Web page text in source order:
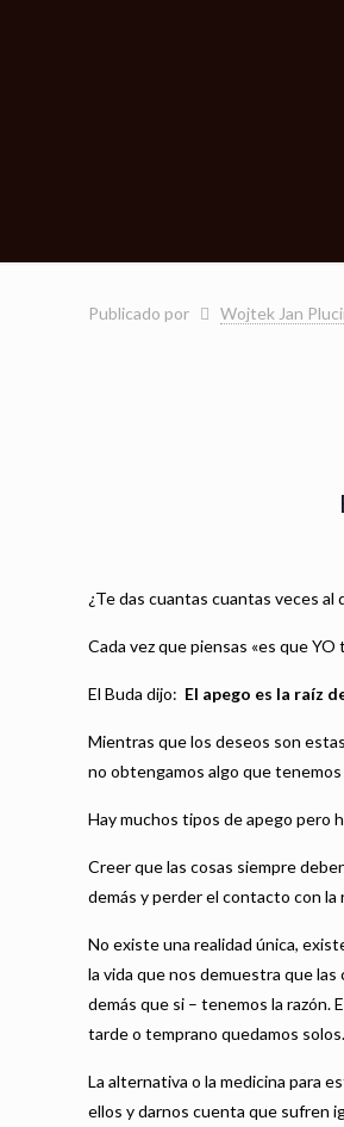
Publicado por Wojtek Jan
¿Te das cuantas cuantas veces al
Cada vez que piensas «es que
El Buda dijo: El apego es la raíz
Mientras que los deseos son
no obtengamos algo que
Hay muchos tipos de apego pero
Creer que las cosas siempre
demás y perder el contacto con la
No existe una realidad única,
la vida que nos demuestra que
demás que si – tenemos la razón.
tarde o temprano quedamos solos.
La alternativa o la medicina para
ellos y darnos cuenta que sufren